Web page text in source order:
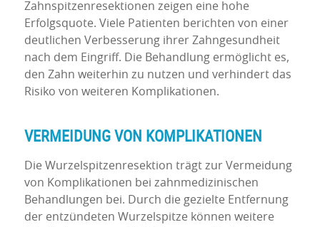
Zahnspitzenresektionen zeigen eine hohe
Erfolgsquote. Viele Patienten berichten von einer
deutlichen Verbesserung ihrer Zahngesundheit
nach dem Eingriff. Die Behandlung ermöglicht es,
den Zahn weiterhin zu nutzen und verhindert das
Risiko von weiteren Komplikationen.
VERMEIDUNG VON KOMPLIKATIONEN
Die Wurzelspitzenresektion trägt zur Vermeidung
von Komplikationen bei zahnmedizinischen
Behandlungen bei. Durch die gezielte Entfernung
der entzündeten Wurzelspitze können weitere